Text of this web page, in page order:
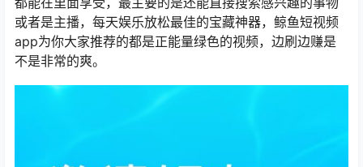
或者是主播，每天娱乐放松最佳的宝藏神器，鲸鱼短视频
app为你大家推荐的都是正能量绿色的视频，边刷边赚是
不是非常的爽。